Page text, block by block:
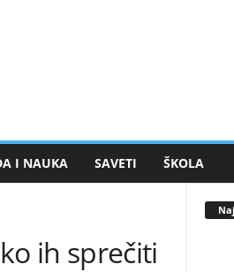
I NAUKA SAVETI ŠKOLA
ih sprečiti